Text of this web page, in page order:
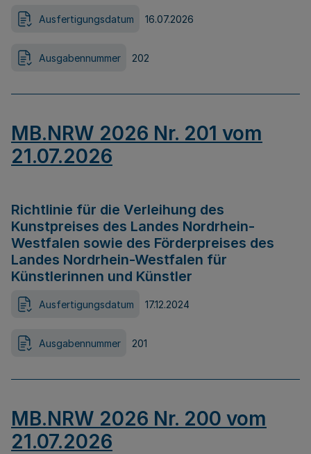
Ausfertigungsdatum 16.07.2026
Ausgabennummer 202
MB.NRW 2026 Nr. 201 vom
21.07.2026
Richtlinie für die Verleihung des
Kunstpreises des Landes Nordrhein-
Westfalen sowie des Förderpreises des
Landes Nordrhein-Westfalen für
Künstlerinnen und Künstler
Ausfertigungsdatum 17.12.2024
Ausgabennummer 201
MB.NRW 2026 Nr. 200 vom
21.07.2026